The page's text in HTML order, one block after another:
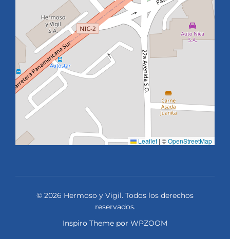
Leaflet | ©OpenStreetMap
© 2026 Hermoso y Vigil. Todos los derechos
reservados.
Inspiro Theme por WPZOOM